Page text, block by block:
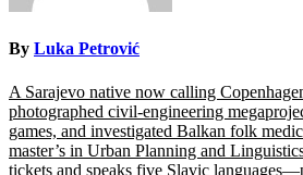
By Luka Petrović
A Sarajevo native now calling
photographed civil-engineering
games, and investigated Balkan folk
master’s in Urban Planning and
tickets and speaks five Slavic